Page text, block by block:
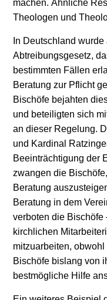
machen. Ähnliche
Theologen und
In Deutschland
Abtreibungsgesetz,
bestimmten Fällen
Beratung zur Pflicht
Bischöfe bejahten
und beteiligten sich
an dieser Regelung.
und Kardinal
Beeinträchtigung der
zwangen die
Beratung
Beratung in dem
verboten die Bischöfe
kirchlichen
mitzuarbeiten,
Bischöfe bislang von
bestmögliche Hilfe